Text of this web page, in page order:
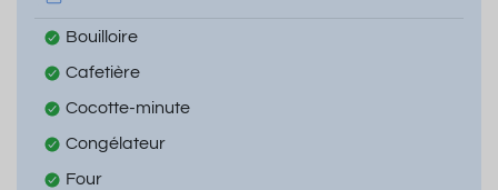
Bouilloire
Cafetière
Cocotte-minute
Congélateur
Four